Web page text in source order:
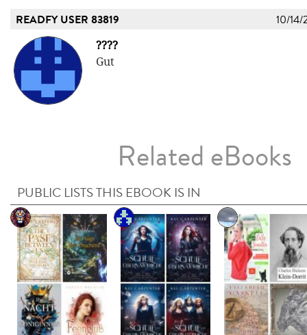
READFY USER 83819 10/14/
????
Gut
Related eBooks
PUBLIC LISTS THIS EBOOK IS IN